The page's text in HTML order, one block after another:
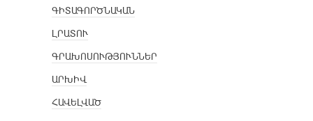
ԳԻՏԱԳՈՐԾՆԱԿԱՆ
ԼՐԱՏՈՒ
ԳՐԱԽՈՍՈՒԹՅՈՒՆՆԵՐ
ԱՐԽԻՎ
ՀԱՎԵԼՎԱԾ